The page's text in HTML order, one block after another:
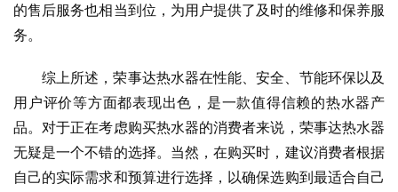
的售后服务也相当到位，为用户提供了及时的维修和保养服
务。
综上所述，荣事达热水器在性能、安全、节能环保以及
用户评价等方面都表现出色，是一款值得信赖的热水器产
品。对于正在考虑购买热水器的消费者来说，荣事达热水器
无疑是一个不错的选择。当然，在购买时，建议消费者根据
自己的实际需求和预算进行选择，以确保选购到最适合自己